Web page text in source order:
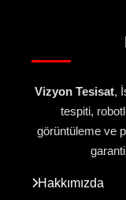
Vizyon Tesisat,
tespiti,
görüntüleme ve
Hakkımızda